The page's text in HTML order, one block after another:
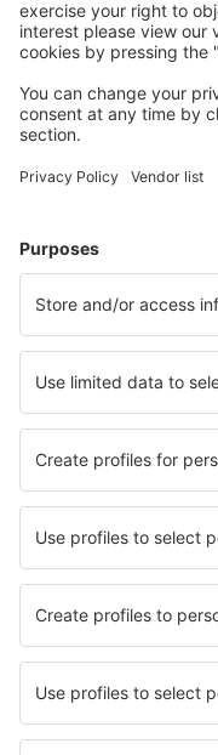
Planifică-ți călătoria
Bilete de avion
Zbor+Hotel
Află mai multe
Companii aeriene
Wizz Air
Ryanair
Lufthansa
Despre eSky